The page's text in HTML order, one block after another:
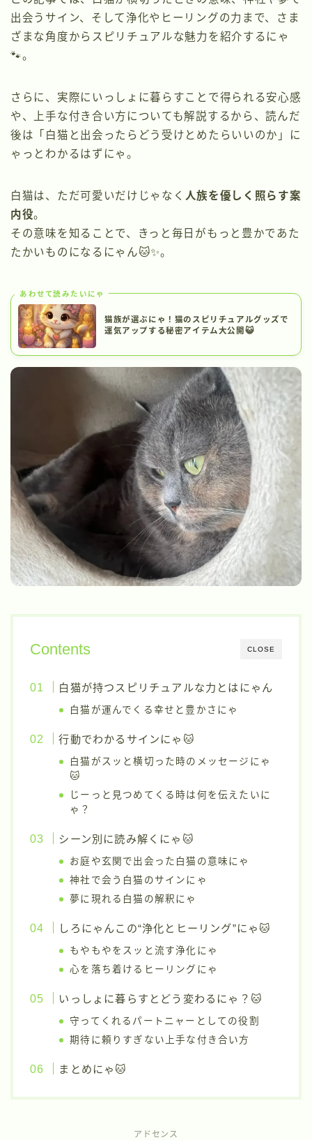
出会うサイン、そして浄化やヒーリングの力まで、さま
ざまな角度からスピリチュアルな魅力を紹介するにゃ
🐾。
さらに、実際にいっしょに暮らすことで得られる安心感
や、上手な付き合い方についても解説するから、読んだ
後は「白猫と出会ったらどう受けとめたらいいのか」に
ゃっとわかるはずにゃ。
白猫は、ただ可愛いだけじゃなく 人族を優しく照らす案
内役。
その意味を知ることで、きっと毎日がもっと豊かであた
たかいものになるにゃん🐱✨。
あわせて読みたいにゃ
猫族が選ぶにゃ！猫のスピリチュアルグッズで
運気アップする秘密アイテム大公開😺
CLOSE
Contents
白猫が持つスピリチュアルな力とはにゃん
白猫が運んでくる幸せと豊かさにゃ
行動でわかるサインにゃ🐱
白猫がスッと横切った時のメッセージにゃ
🐱
じーっと見つめてくる時は何を伝えたいに
ゃ？
シーン別に読み解くにゃ🐱
お庭や玄関で出会った白猫の意味にゃ
神社で会う白猫のサインにゃ
夢に現れる白猫の解釈にゃ
しろにゃんこの“浄化とヒーリング”にゃ🐱
もやもやをスッと流す浄化にゃ
心を落ち着けるヒーリングにゃ
いっしょに暮らすとどう変わるにゃ？🐱
守ってくれるパートニャーとしての役割
期待に頼りすぎない上手な付き合い方
まとめにゃ🐱
アドセンス